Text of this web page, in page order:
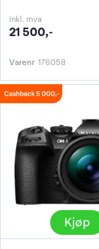
inkl. mva
21 500,-
Varenr 176058
Kjøp